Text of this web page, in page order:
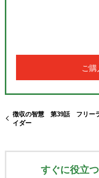
ご
徴収の智慧 第39話 フリー
イダー
すぐに役立